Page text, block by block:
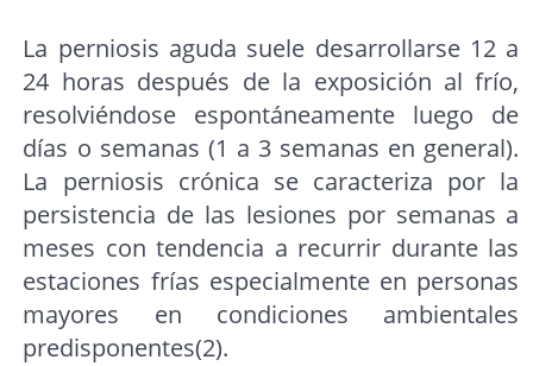
La perniosis aguda suele desarrollarse 12 a
24 horas después de la exposición al frío,
resolviéndose espontáneamente luego de
días o semanas (1 a 3 semanas en general).
La perniosis crónica se caracteriza por la
persistencia de las lesiones por semanas a
meses con tendencia a recurrir durante las
estaciones frías especialmente en personas
mayores en condiciones ambientales
predisponentes(2).